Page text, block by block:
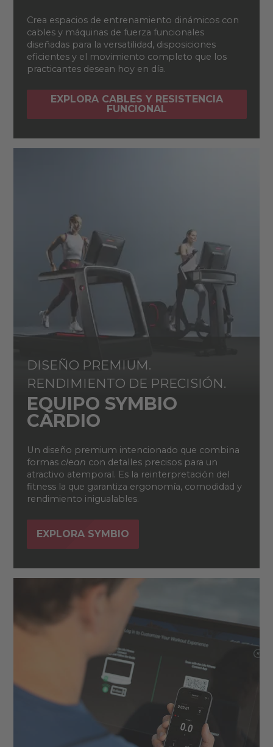
Crea espacios de entrenamiento dinámicos con
cables y máquinas de fuerza funcionales
diseñadas para la versatilidad, disposiciones
eficientes y el movimiento completo que los
practicantes desean hoy en día.
EXPLORA CABLES Y RESISTENCIA
FUNCIONAL
DISEÑO PREMIUM.
RENDIMIENTO DE PRECISIÓN.
EQUIPO SYMBIO
CARDIO
Un diseño premium intencionado que combina
formas clean con detalles precisos para un
atractivo atemporal. Es la reinterpretación del
fitness la que garantiza ergonomía, comodidad y
rendimiento inigualables.
EXPLORA SYMBIO